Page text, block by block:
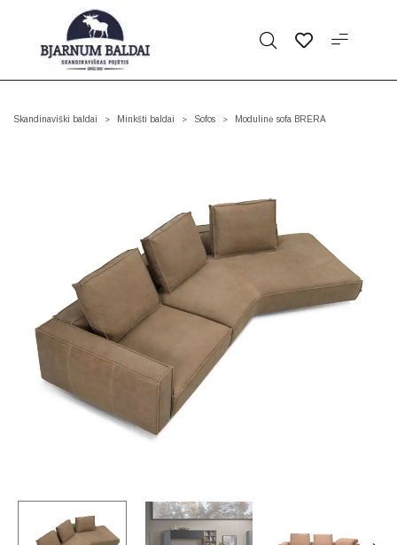
Skandinaviški baldai > Minkšti baldai > Sofos > Modulinė sofa BRERA